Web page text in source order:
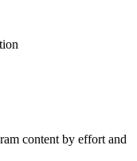
content by effort and